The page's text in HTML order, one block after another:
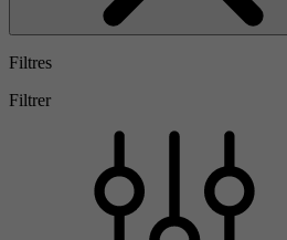
Filtres
Filtrer